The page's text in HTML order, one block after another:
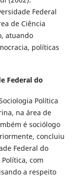
Federal
de Ciência
atuando
políticas
Federal do
Política
na área de
é sociólogo
concluiu
Federal do
com
a respeito